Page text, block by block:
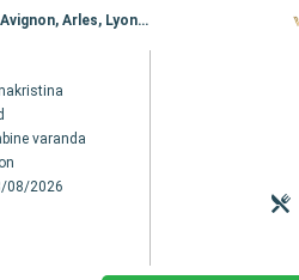
Itinerário : Lyon, Arles, Lyon, Arles, Lyon, Avignon, Vienne, Viviers, Tournon, Viviers, Vienne, Avignon, Arles, Lyon, Arles, Tarascon, Arles, Avignon, Lyon
varanda
08/2026